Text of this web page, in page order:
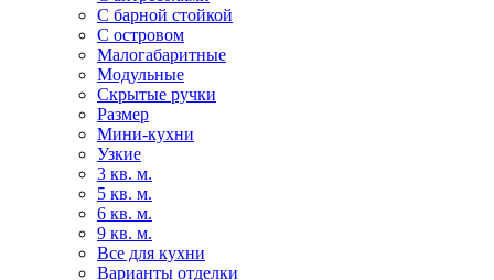
С барной стойкой
С островом
Малогабаритные
Модульные
Скрытые ручки
Размер
Мини-кухни
Узкие
3 кв. м.
5 кв. м.
6 кв. м.
9 кв. м.
Все для кухни
Варианты отделки